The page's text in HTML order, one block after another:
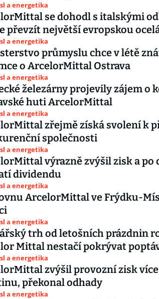
a energetika
se dohodl s italskými
převzít největší evropskou
a energetika
průmyslu chce v létě
o ArcelorMittal Ostrava
a energetika
železárny projevily zájem o
huti ArcelorMittal
a energetika
zřejmě získá svolení k
společnosti
a energetika
výrazně zvýšil zisk a po
dividendu
a energetika
ArcelorMittal ve Frýdku-
a energetika
trh od letošních prázdnin
Mittal nestačí pokrývat
a energetika
zvýšil provozní zisk více
překonal odhady
a energetika